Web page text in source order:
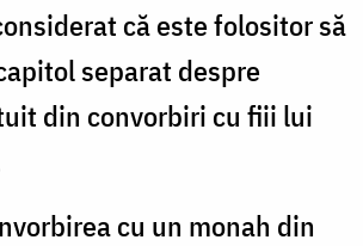
că este folositor să
separat despre
din convorbiri cu fiii lui
cu un monah din